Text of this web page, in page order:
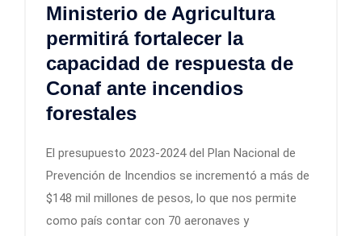
Ministerio de Agricultura
permitirá fortalecer la
capacidad de respuesta de
Conaf ante incendios
forestales
El presupuesto 2023-2024 del Plan Nacional de
Prevención de Incendios se incrementó a más de
$148 mil millones de pesos, lo que nos permite
como país contar con 70 aeronaves y